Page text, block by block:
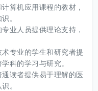
算机应用课程的教材，
。
业人员提供理论支持，
专业的学生和研究者提
科的学习与研究。
读者提供易于理解的医
。